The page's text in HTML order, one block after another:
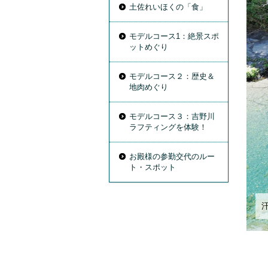
土佐れいほくの「食」
モデルコース1：絶景スポ
ットめぐり
モデルコース２：歴史＆
地肉めぐり
モデルコース３：吉野川
ラフティングを体験！
お殿様の参勤交代のルー
ト・スポット